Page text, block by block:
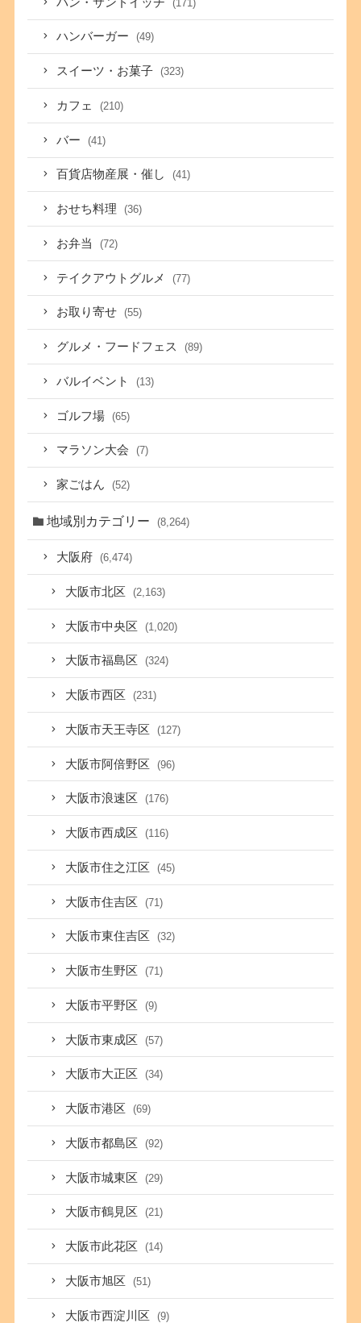
(171)
ハンバーガー (49)
スイーツ・お菓子 (323)
カフェ (210)
バー (41)
百貨店物産展・催し (41)
おせち料理 (36)
お弁当 (72)
テイクアウトグルメ (77)
お取り寄せ (55)
グルメ・フードフェス (89)
バルイベント (13)
ゴルフ場 (65)
マラソン大会 (7)
家ごはん (52)
地域別カテゴリー (8,264)
大阪府 (6,474)
大阪市北区 (2,163)
大阪市中央区 (1,020)
大阪市福島区 (324)
大阪市西区 (231)
大阪市天王寺区 (127)
大阪市阿倍野区 (96)
大阪市浪速区 (176)
大阪市西成区 (116)
大阪市住之江区 (45)
大阪市住吉区 (71)
大阪市東住吉区 (32)
大阪市生野区 (71)
大阪市平野区 (9)
大阪市東成区 (57)
大阪市大正区 (34)
大阪市港区 (69)
大阪市都島区 (92)
大阪市城東区 (29)
大阪市鶴見区 (21)
大阪市此花区 (14)
大阪市旭区 (51)
大阪市西淀川区 (9)